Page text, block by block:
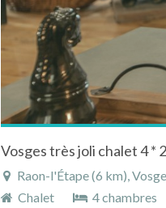
Vosges très joli chalet 4 *
Raon-l'Étape (6 km),
Chalet
4 chambres